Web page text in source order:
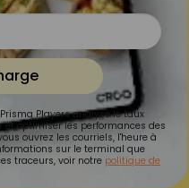
Players analyse le taux
et optimiser les performances des
ouvrez les courriels, l'heure à
sur le terminal que
traceurs, voir notre politique de